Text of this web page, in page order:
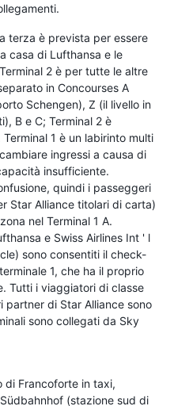
terza è prevista per essere
casa di Lufthansa e le
2 è per tutte le altre
in Concourses A
Schengen), Z (il livello in
B e C; Terminal 2 è
1 è un labirinto multi
ingressi a causa di
insufficiente.
quindi i passeggeri
Star Alliance titolari di carta)
nel Terminal 1 A.
e Swiss Airlines Int ' l
sono consentiti il check-
1, che ha il proprio
Tutti i viaggiatori di classe
partner di Star Alliance sono
sono collegati da Sky
di Francoforte in taxi,
(stazione sud di